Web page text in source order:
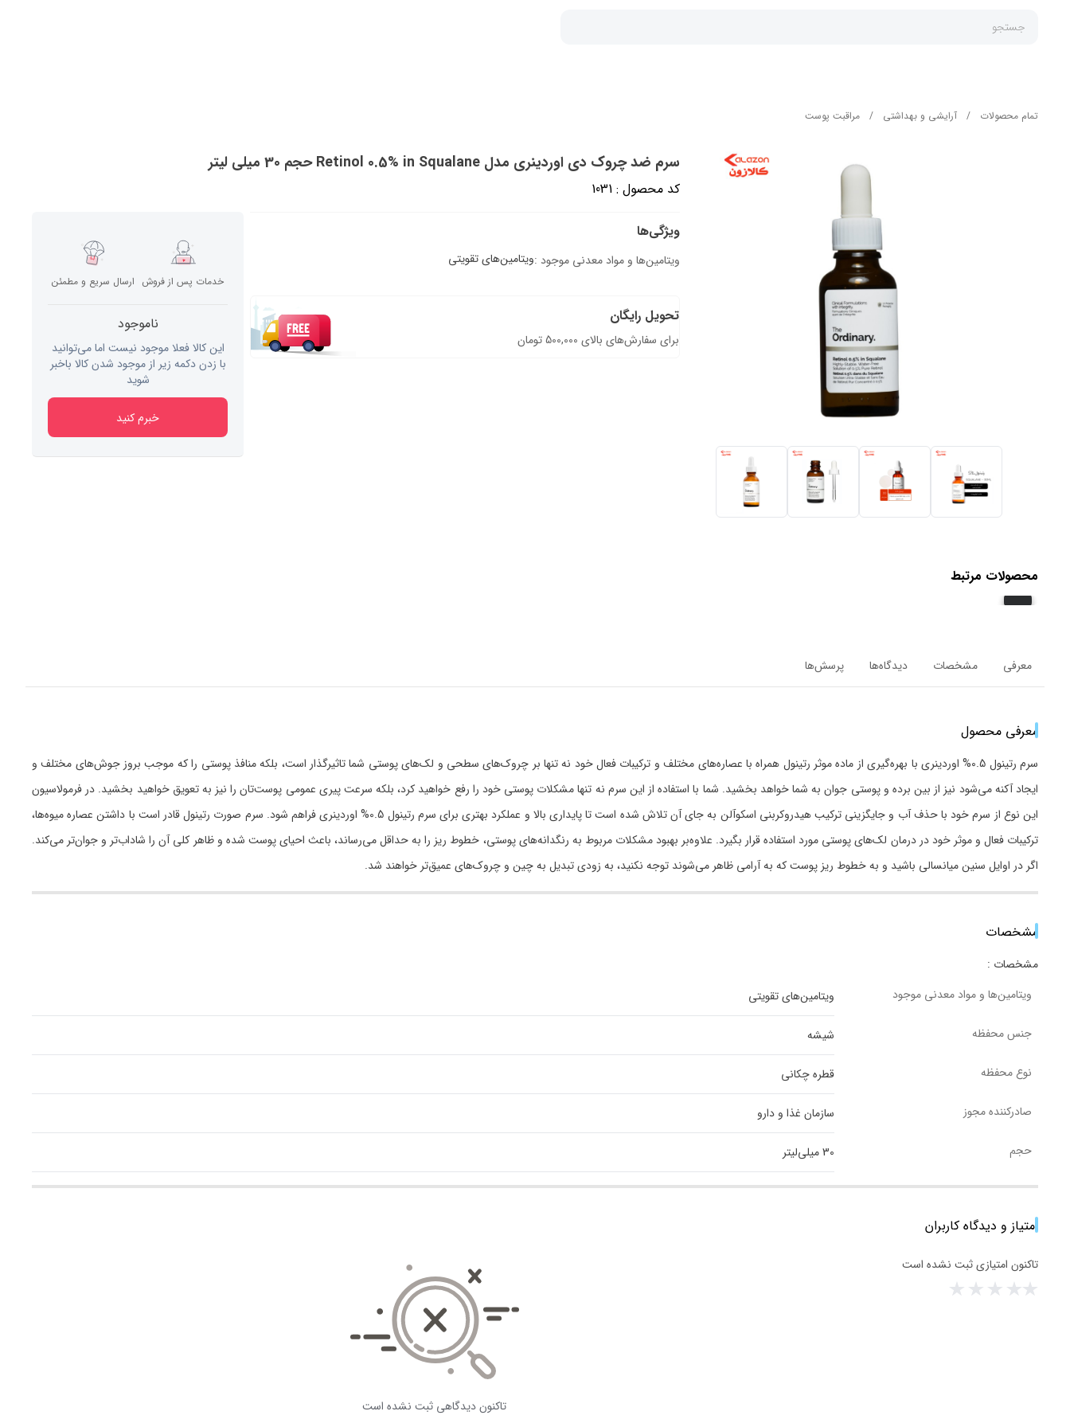
جستجو
تمام محصولات / آرایشی و بهداشتی / مراقبت پوست
سرم ضد چروک دی اوردینری مدل Retinol 0.5% in Squalane حجم 30 میلی لیتر
کد محصول : 1031
ویژگی‌ها
ویتامین‌ها و مواد معدنی موجود :ویتامین‌های تقویتی
تحویل رایگان
برای سفارش‌های بالای 500,000 تومان
خدمات پس از فروش ارسال سریع و مطمئن
ناموجود
این کالا فعلا موجود نیست اما می‌توانید
با زدن دکمه زیر از موجود شدن کالا باخبر
شوید
خبرم کنید
محصولات مرتبط
معرفی مشخصات دیدگاه‌ها پرسش‌ها
معرفی محصول
سرم رتینول 0.5% اوردینری با بهره‌گیری از ماده موثر رتینول همراه با عصاره‌های مختلف و ترکیبات فعال خود نه تنها بر چروک‌های سطحی و لک‌های پوستی شما تاثیرگذار است، بلکه منافذ پوستی را که موجب بروز جوش‌های مختلف و
ایجاد آکنه می‌شود نیز از بین برده و پوستی جوان به شما خواهد بخشید. شما با استفاده از این سرم نه تنها مشکلات پوستی خود را رفع خواهید کرد، بلکه سرعت پیری عمومی پوست‌تان را نیز به تعویق خواهید بخشید. در فرمولاسیون
این نوع از سرم خود با حذف آب و جایگزینی ترکیب هیدروکربنی اسکوآلن به جای آن تلاش شده است تا پایداری بالا و عملکرد بهتری برای سرم رتینول 0.5% اوردینری فراهم شود. سرم صورت رتینول قادر است با داشتن عصاره میوه‌ها،
ترکیبات فعال و موثر خود در درمان لک‌های پوستی مورد استفاده قرار بگیرد. علاوه‌بر بهبود مشکلات مربوط به رنگدانه‌های پوستی، خطوط ریز را به حداقل می‌رساند، باعث احیای پوست شده و ظاهر کلی آن را شاداب‌تر و جوان‌تر می‌کند.
اگر در اوایل سنین میانسالی باشید و به خطوط ریز پوست که به آرامی ظاهر می‌شوند توجه نکنید، به زودی تبدیل به چین و چروک‌های عمیق‌تر خواهند شد.
مشخصات
مشخصات :
ویتامین‌ها و مواد معدنی موجود
ویتامین‌های تقویتی
جنس محفظه شیشه
نوع محفظه قطره چکانی
صادرکننده مجوز سازمان غذا و دارو
حجم 30 میلی‌لیتر
امتیاز و دیدگاه کاربران
تاکنون امتیازی ثبت نشده است
تاکنون دیدگاهی ثبت نشده است